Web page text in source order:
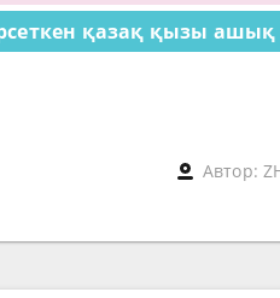
қазақ қызы ашық
Автор: